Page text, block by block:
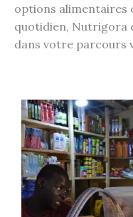
options alimentaires
quotidien, Nutrigora
dans votre parcours